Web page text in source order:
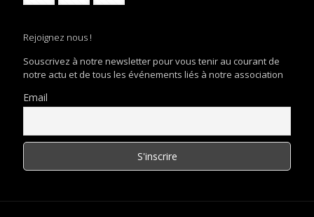
Rejoignez nous !
Souscrivez à notre newsletter pour vous tenir au courant de
notre actu et de tous les événements liés à notre association
Email